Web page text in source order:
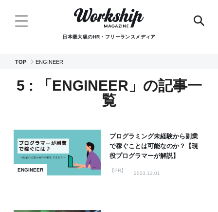
日本最大級のHR・フリーランスメディア
TOP ENGINEER
5 : 「ENGINEER」の記事一
覧
ENGINEER
プログラミング未経験から副業
で稼ぐことは可能なのか？【現
役プログラマーが解説】
【PR】
2023.12.01